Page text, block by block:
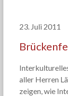
23. Juli 2011
aller Herren
zeigen, wie